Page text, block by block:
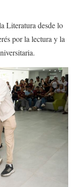
Literatura desde lo
por la lectura y la